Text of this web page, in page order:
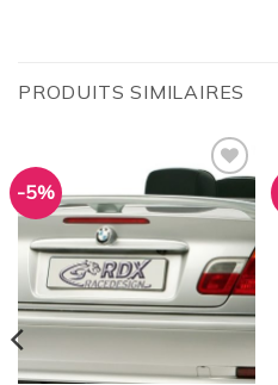
PRODUITS SIMILAIRES
-5%
à la
wishlist